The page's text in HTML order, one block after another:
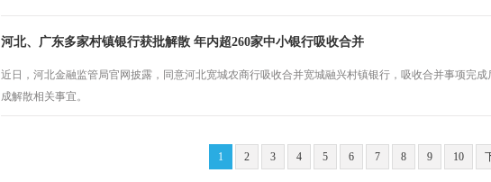
河北、广东多家村镇银行获批解散 年内超260家中小银行吸收合并
近日，河北金融监管局官网披露，同意河北宽城农商行吸收合并宽城融兴村镇银行，吸收合并事项完
成解散相关事宜。
1 2 3 4 5 6 7 8 9 10